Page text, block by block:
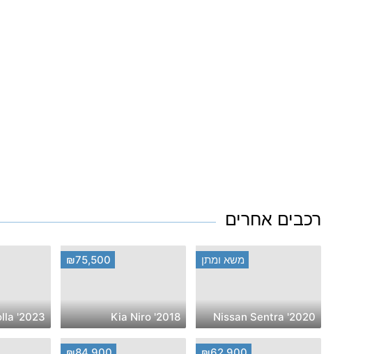
רכבים אחרים
משא ומתן
2020' Nissan Sentra
₪75,500
2018' Kia Niro
2023' Toyota Corolla